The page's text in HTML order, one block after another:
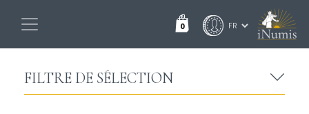
0
FILTRE DE SÉLECTION